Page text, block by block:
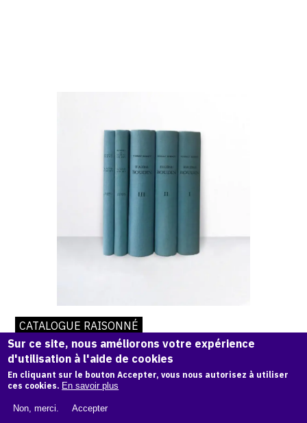
CATALOGUE RAISONNÉ
CATALOGUE RAISONNÉ EUGÈNE
BOUDIN
Sur ce site, nous améliorons votre expérience
d'utilisation à l'aide de cookies
En cliquant sur le bouton Accepter, vous nous autorisez à utiliser
ces cookies. En savoir plus
Non, merci. Accepter